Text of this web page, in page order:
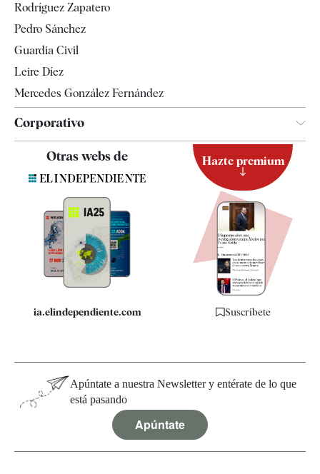
Televisión
Rodríguez Zapatero
Pedro Sánchez
Guardia Civil
Leire Díez
Mercedes González Fernández
Corporativo
Contacto
Quiénes somos
Especificaciones
Otras webs de
ia.elindependiente.com
Hazte premium
Suscríbete
Apúntate a nuestra Newsletter y entérate de lo que
está pasando
Apúntate